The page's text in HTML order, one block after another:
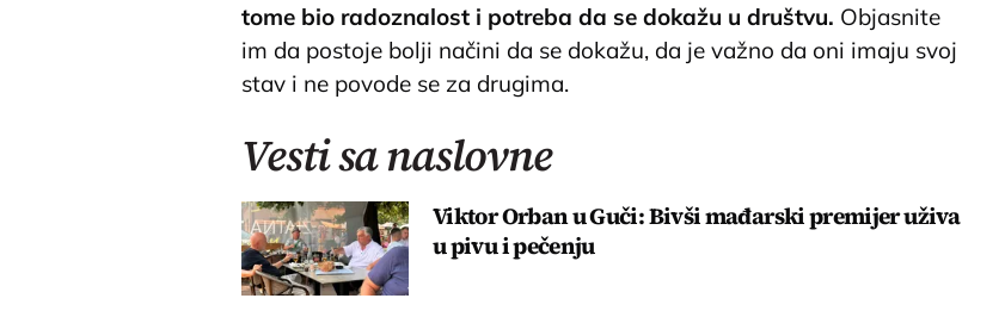
tome bio radoznalost i potreba da se dokažu u društvu. Objasnite
im da postoje bolji načini da se dokažu, da je važno da oni imaju svoj
stav i ne povode se za drugima.
Vesti sa naslovne
Viktor Orban u Guči: Bivši mađarski premijer uživa
u pivu i pečenju